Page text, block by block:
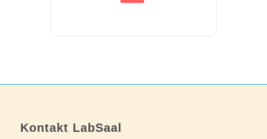
Kontakt LabSaal